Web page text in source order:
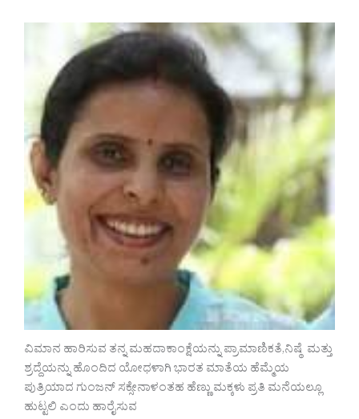
ವಿಮಾನ ಹಾರಿಸುವ ತನ್ನ ಮಹದಾಕಾಂಕ್ಷೆಯನ್ನು ಪ್ರಾಮಾಣಿಕತೆ,ನಿಷ್ಠೆ ಮತ್ತು
ಶ್ರದ್ದೆಯನ್ನು ಹೊಂದಿದ ಯೋಧಳಾಗಿ ಭಾರತ ಮಾತೆಯ ಹೆಮ್ಮೆಯ
ಪುತ್ರಿಯಾದ ಗುಂಜನ್ ಸಕ್ಸೇನಾಳಂತಹ ಹೆಣ್ಣು ಮಕ್ಕಳು ಪ್ರತಿ ಮನೆಯಲ್ಲೂ
ಹುಟ್ಟಲಿ ಎಂದು ಹಾರೈಸುವ